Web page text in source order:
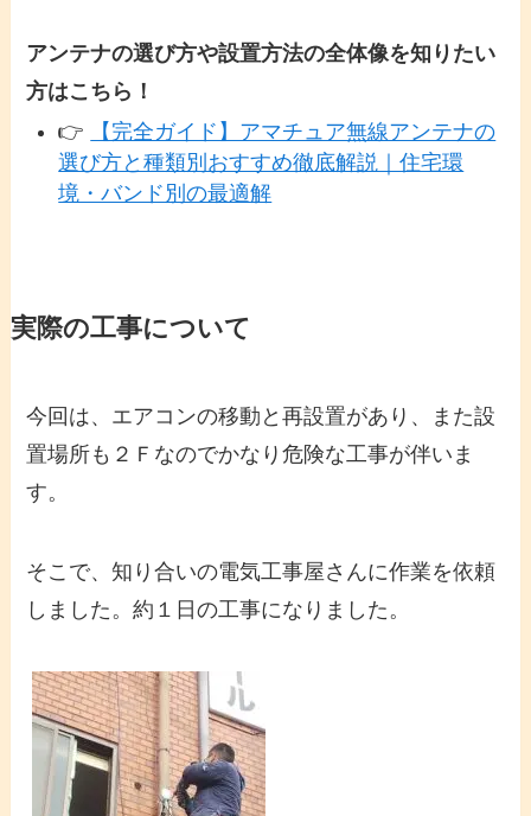
アンテナの選び方や設置方法の全体像を知りたい
方はこちら！
👉
【完全ガイド】アマチュア無線アンテナの
選び方と種類別おすすめ徹底解説｜住宅環
境・バンド別の最適解
実際の工事について
今回は、エアコンの移動と再設置があり、また設
置場所も２Ｆなのでかなり危険な工事が伴いま
す。
そこで、知り合いの電気工事屋さんに作業を依頼
しました。約１日の工事になりました。